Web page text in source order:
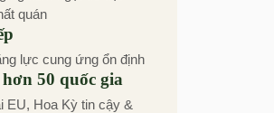
quán
lực cung ứng ổn định
50 quốc gia
Hoa Kỳ tin cậy &